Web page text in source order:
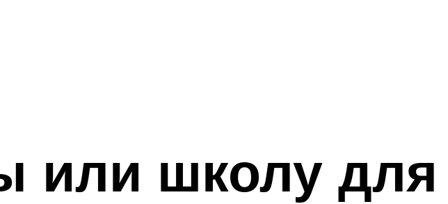
или школу для